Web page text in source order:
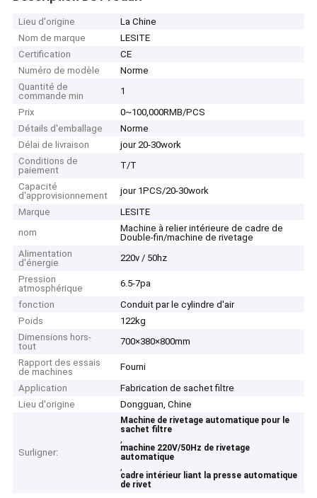
Lieu d'origine
La Chine
Nom de marque
LESITE
Certification
CE
Numéro de modèle
Norme
Quantité de
commande min
1
Prix
0~100,000RMB/PCS
Détails d'emballage
Norme
Délai de livraison
jour 20-30work
Conditions de
paiement
T/T
Capacité
d'approvisionnement
jour 1PCS/20-30work
Marque
LESITE
nom
Machine à relier intérieure de cadre de
Double-fin/machine de rivetage
Alimentation
d'énergie
220v / 50hz
Pression
atmosphérique
6.5-7pa
fonction
Conduit par le cylindre d'air
Poids
122kg
Dimensions hors-
tout
700×380×800mm
Rapport des essais
de machines
Fourni
Application
Fabrication de sachet filtre
Lieu d'origine
Dongguan, Chine
Surligner:
Machine de rivetage automatique pour le
sachet filtre
,
machine 220V/50Hz de rivetage
automatique
,
cadre intérieur liant la presse automatique
de rivet